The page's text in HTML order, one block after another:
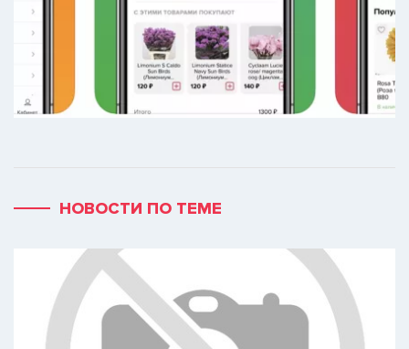
НОВОСТИ ПО ТЕМЕ